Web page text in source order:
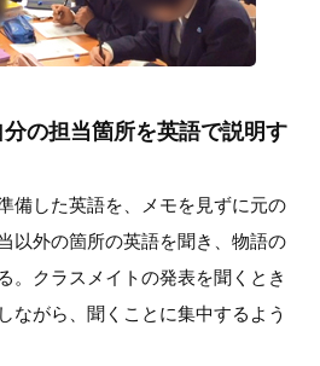
の担当箇所を英語で説明す
備した英語を、メモを見ずに元の
以外の箇所の英語を聞き、物語の
。クラスメイトの発表を聞くとき
ながら、聞くことに集中するよう